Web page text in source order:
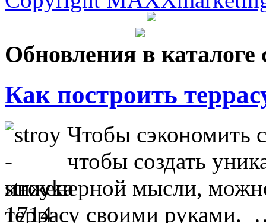
Обновления в каталоге
Как построить
Чтобы сэкономить
чтобы создать
инженерной мысли,
террасу своими руками.